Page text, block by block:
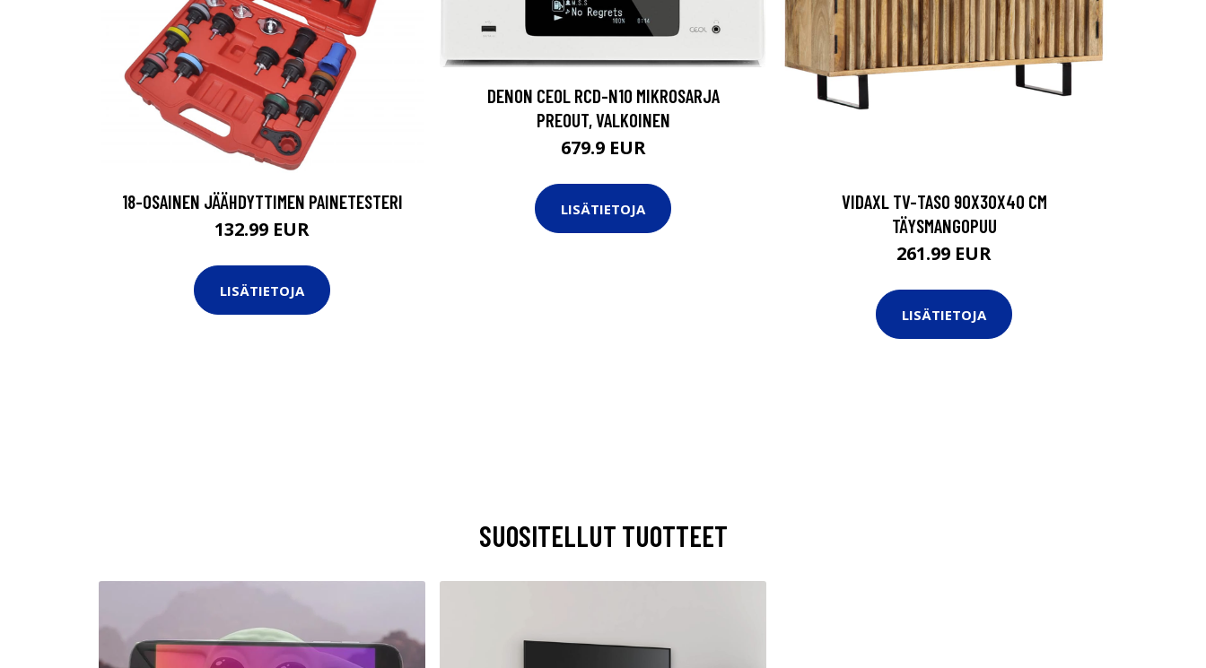
18-OSAINEN JÄÄHDYTTIMEN PAINETESTERI
132.99 EUR
LISÄTIETOJA
DENON CEOL RCD-N10 MIKROSARJA
PREOUT, VALKOINEN
679.9 EUR
LISÄTIETOJA
VIDAXL TV-TASO 90X30X40 CM
TÄYSMANGOPUU
261.99 EUR
LISÄTIETOJA
SUOSITELLUT TUOTTEET